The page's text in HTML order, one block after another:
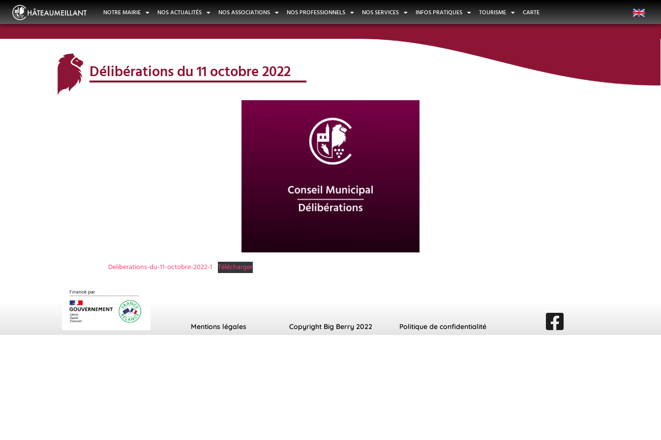
NOTRE MAIRIE NOS ACTUALITÉS NOS ASSOCIATIONS NOS PROFESSIONNELS NOS SERVICES INFOS PRATIQUES TOURISME CARTE
Délibérations du 11 octobre 2022
Deliberations-du-11-octobre-2022-1 Télécharger
Mentions légales Copyright Big Berry 2022 Politique de confidentialité